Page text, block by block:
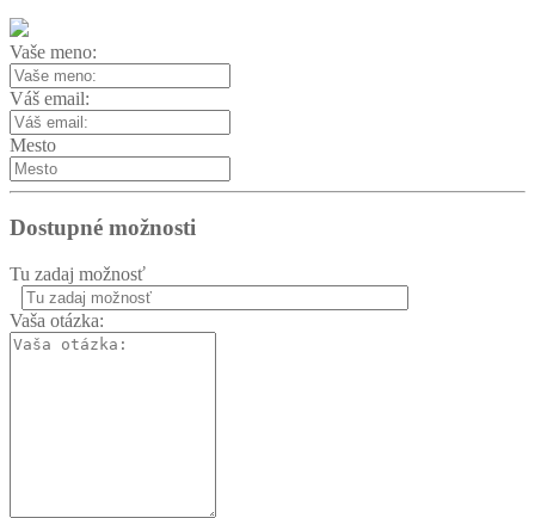
Vaše meno:
Váš email:
Mesto
Dostupné možnosti
Tu zadaj možnosť
Vaša otázka: